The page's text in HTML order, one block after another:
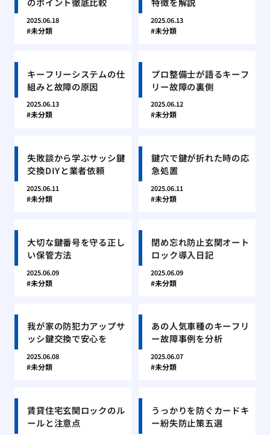
2025.06.18
未分類
2025.06.13
未分類
キーフリーシステムの仕
組みと故障の原因
2025.06.13
未分類
プロ整備士が語るキーフ
リー故障の裏側
2025.06.12
未分類
失敗談から学ぶサッシ鍵
交換DIYと業者依頼
2025.06.11
未分類
鍵穴で鍵が折れた時の応
急処置
2025.06.11
未分類
大切な鍵番号を守る正し
い保管方法
2025.06.09
未分類
閉め忘れ防止玄関オート
ロック導入日記
2025.06.09
未分類
我が家の防犯力アップサ
ッシ鍵交換で安心を
2025.06.08
未分類
あの人気車種のキーフリ
ー故障事例を分析
2025.06.07
未分類
賃貸住宅玄関ロックのル
ールと注意点
うっかりを防ぐカードキ
ー紛失防止策五選